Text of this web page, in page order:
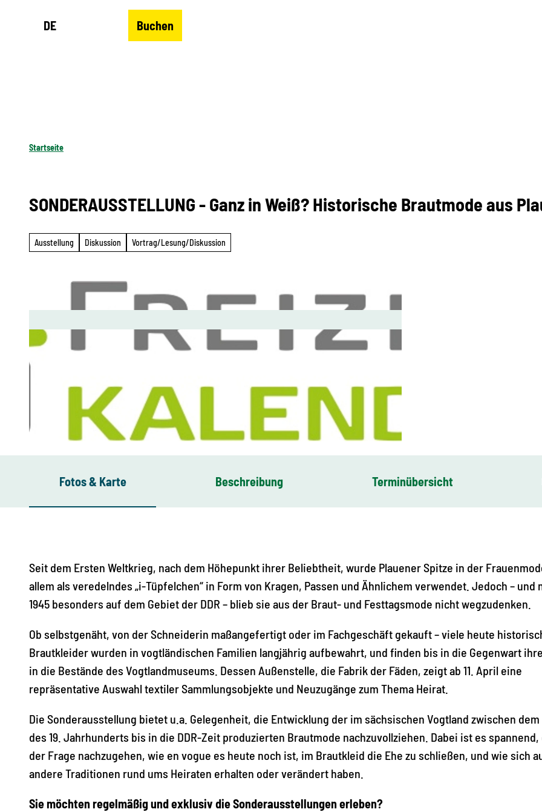
DE Buchen
Startseite
SONDERAUSSTELLUNG - Ganz in Weiß? Historische Brautmode aus
Ausstellung Diskussion Vortrag/Lesung/Diskussion
Fotos & Karte Beschreibung Terminübersicht
Seit dem Ersten Weltkrieg, nach dem Höhepunkt ihrer Beliebtheit, wurde Plauener Spitze in der
allem als veredelndes „i-Tüpfelchen“ in Form von Kragen, Passen und Ähnlichem verwendet. Jedoch – und
1945 besonders auf dem Gebiet der DDR – blieb sie aus der Braut- und Festtagsmode nicht wegzudenken.
Ob selbstgenäht, von der Schneiderin maßangefertigt oder im Fachgeschäft gekauft – viele heute
Brautkleider wurden in vogtländischen Familien langjährig aufbewahrt, und finden bis in die Gegenwart
in die Bestände des Vogtlandmuseums. Dessen Außenstelle, die Fabrik der Fäden, zeigt ab 11. April eine
repräsentative Auswahl textiler Sammlungsobjekte und Neuzugänge zum Thema Heirat.
Die Sonderausstellung bietet u.a. Gelegenheit, die Entwicklung der im sächsischen Vogtland zwischen dem
des 19. Jahrhunderts bis in die DDR-Zeit produzierten Brautmode nachzuvollziehen. Dabei ist es spannend,
der Frage nachzugehen, wie en vogue es heute noch ist, im Brautkleid die Ehe zu schließen, und wie sich
andere Traditionen rund ums Heiraten erhalten oder verändert haben.
Sie möchten regelmäßig und exklusiv die Sonderausstellungen erleben?